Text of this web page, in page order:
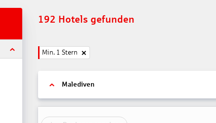
192 Hotels gefunden
Min. 1 Stern
Malediven